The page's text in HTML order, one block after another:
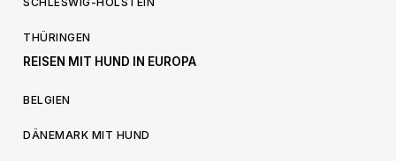
THÜRINGEN
REISEN MIT HUND IN EUROPA
BELGIEN
DÄNEMARK MIT HUND